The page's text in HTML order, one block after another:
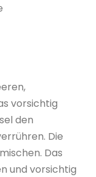
vorsichtig
den
Die
Das
und vorsichtig